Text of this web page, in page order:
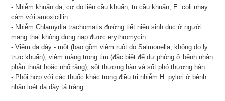
- Nhiễm khuẩn da, cơ do liên cầu khuẩn, tụ cầu khuẩn, E. coli nhạy
cảm với amoxicillin.
- Nhiễm Chlamydia trachomatis đường tiết niệu sinh dục ở người
mang thai không dung nạp được erythromycin.
- Viêm dạ dày - ruột (bao gồm viêm ruột do Salmonella, không do lỵ
trực khuẩn), viêm màng trong tim (đặc biệt để dự phòng ở bệnh nhân
phẫu thuật hoặc nhổ răng), sốt thương hàn và sốt phó thương hàn.
- Phối hợp với các thuốc khác trong điều trị nhiễm H. pylori ở bệnh
nhân loét dạ dày tá tràng.